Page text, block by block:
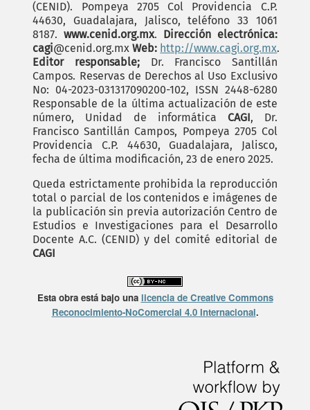
(CENID). Pompeya 2705 Col Providencia C.P.
44630, Guadalajara, Jalisco, teléfono 33 1061
8187.www.cenid.org.mx. Dirección electrónica:
cagi@cenid.org.mxWeb: http://www.cagi.org.mx.
Editor responsable;Dr. Francisco Santillán
Campos. Reservas de Derechos al Uso Exclusivo
No: 04-2023-031317090200-102, ISSN 2448-6280
Responsable de la última actualización de este
número, Unidad de informática CAGI, Dr.
Francisco Santillán Campos, Pompeya 2705 Col
Providencia C.P. 44630, Guadalajara, Jalisco,
fecha de última modificación, 23 de enero 2025.
Queda estrictamente prohibida la reproducción
total o parcial de los contenidos e imágenes de
la publicación sin previa autorización Centro de
Estudios e Investigaciones para el Desarrollo
Docente A.C. (CENID) y del comité editorial de
CAGI
Esta obra está bajo una licencia de Creative Commons
Reconocimiento-NoComercial 4.0 Internacional.